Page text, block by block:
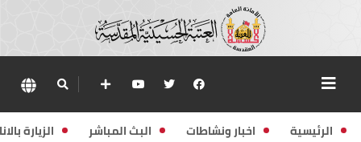
الرئيسية اخبار ونشاطات البث المباشر الزيارة